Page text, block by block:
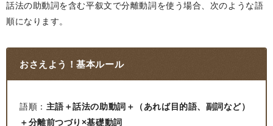
話法の助動詞を含む平叙文で分離動詞を使う場合、次のような語
順になります。
おさえよう！基本ルール
語順： 主語＋話法の助動詞＋（あれば目的語、副詞など）
＋分離前つづり×基礎動詞